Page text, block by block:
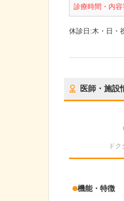
診療時間・内容
休診日:木・日・
医師・施設
ドク
機能・特徴